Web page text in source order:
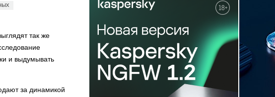
так же
и выдумывать
за динамикой